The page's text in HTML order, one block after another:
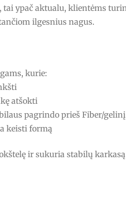
tai ypač aktualu, klientėms
ilgesnius nagus.
kurie:
atšokti
pagrindo prieš Fiber/
keisti formą
ir sukuria stabilų